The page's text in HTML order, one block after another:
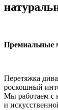
Премиальные
Перетяжка
роскошный
Мы работаем с
и